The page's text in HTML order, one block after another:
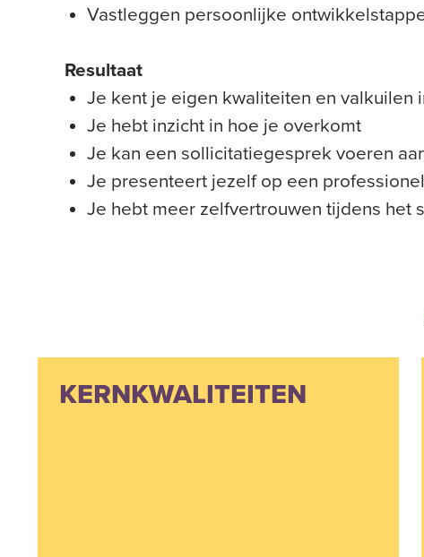
Vastleggen persoonlijke
Resultaat
Je kent je eigen kwaliteiten en valkuilen
Je hebt inzicht in hoe je overkomt
Je kan een sollicitatiegesprek voeren
Je presenteert jezelf op een
Je hebt meer zelfvertrouwen tijdens het
KERNKWALITEITEN